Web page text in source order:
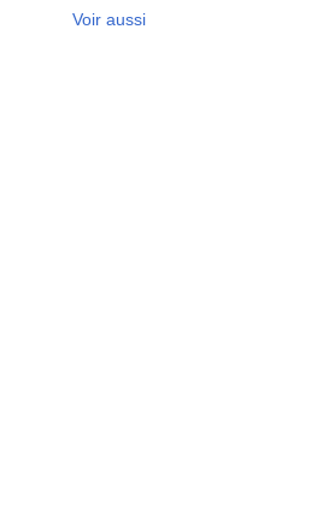
Voir aussi